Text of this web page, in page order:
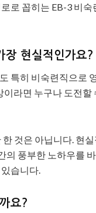
로 꼽히는 EB-3 비
현실적인가요?
특히 비숙련직으로
라면 누구나 도전
한 것은 아닙니다. 현
풍부한 노하우를
습니다.
요?